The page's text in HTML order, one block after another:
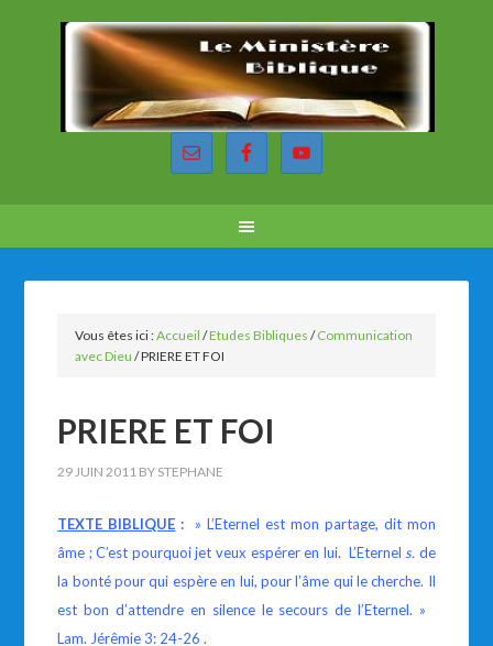
Vous êtes ici :Accueil /Etudes Bibliques /Communication
avec Dieu /PRIERE ET FOI
PRIERE ET FOI
29 JUIN 2011 BY STEPHANE
TEXTE BIBLIQUE : » L’Eternel est mon partage, dit mon
âme ; C’est pourquoi jet veux espérer en lui. L’Eternel s. de
la bonté pour qui espère en lui, pour l’âme qui le cherche. Il
est bon d’attendre en silence le secours de l’Eternel. »
Lam. Jérêmie 3: 24-26 .